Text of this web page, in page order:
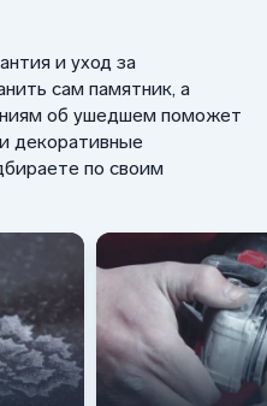
и уход за
сам памятник, а
об ушедшем поможет
декоративные
по своим